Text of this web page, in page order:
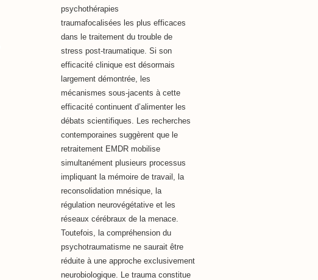
psychothérapies
traumafocalisées les plus efficaces
dans le traitement du trouble de
stress post-traumatique. Si son
efficacité clinique est désormais
largement démontrée, les
mécanismes sous-jacents à cette
efficacité continuent d’alimenter les
débats scientifiques. Les recherches
contemporaines suggèrent que le
retraitement EMDR mobilise
simultanément plusieurs processus
impliquant la mémoire de travail, la
reconsolidation mnésique, la
régulation neurovégétative et les
réseaux cérébraux de la menace.
Toutefois, la compréhension du
psychotraumatisme ne saurait être
réduite à une approche exclusivement
neurobiologique. Le trauma constitue